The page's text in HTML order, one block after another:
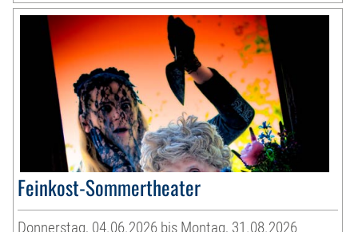
Feinkost-Sommertheater
Donnerstag, 04.06.2026 bis Montag, 31.08.2026